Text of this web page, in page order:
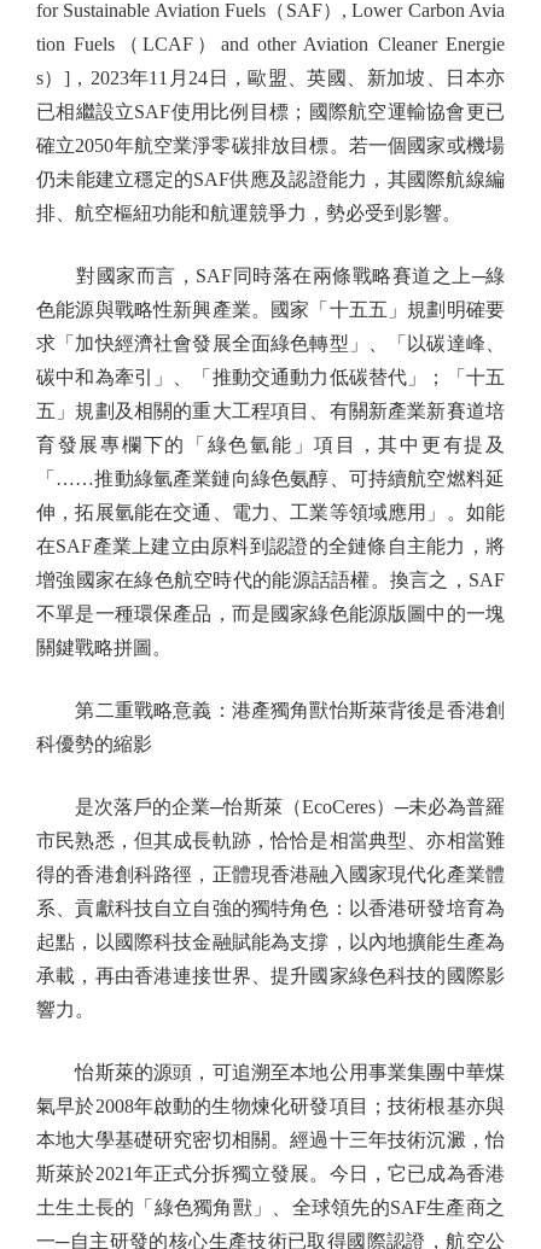
for Sustainable Aviation Fuels（SAF）, Lower Carbon Avia
tion Fuels（LCAF）and other Aviation Cleaner Energie
s）]，2023年11月24日，歐盟、英國、新加坡、日本亦
已相繼設立SAF使用比例目標；國際航空運輸協會更已
確立2050年航空業淨零碳排放目標。若一個國家或機場
仍未能建立穩定的SAF供應及認證能力，其國際航線編
排、航空樞紐功能和航運競爭力，勢必受到影響。
對國家而言，SAF同時落在兩條戰略賽道之上─綠
色能源與戰略性新興產業。國家「十五五」規劃明確要
求「加快經濟社會發展全面綠色轉型」、「以碳達峰、
碳中和為牽引」、「推動交通動力低碳替代」；「十五
五」規劃及相關的重大工程項目、有關新產業新賽道培
育發展專欄下的「綠色氫能」項目，其中更有提及
「……推動綠氫產業鏈向綠色氨醇、可持續航空燃料延
伸，拓展氫能在交通、電力、工業等領域應用」。如能
在SAF產業上建立由原料到認證的全鏈條自主能力，將
增強國家在綠色航空時代的能源話語權。換言之，SAF
不單是一種環保產品，而是國家綠色能源版圖中的一塊
關鍵戰略拼圖。
第二重戰略意義：港產獨角獸怡斯萊背後是香港創
科優勢的縮影
是次落戶的企業─怡斯萊（EcoCeres）─未必為普羅
市民熟悉，但其成長軌跡，恰恰是相當典型、亦相當難
得的香港創科路徑，正體現香港融入國家現代化產業體
系、貢獻科技自立自強的獨特角色：以香港研發培育為
起點，以國際科技金融賦能為支撐，以內地擴能生產為
承載，再由香港連接世界、提升國家綠色科技的國際影
響力。
怡斯萊的源頭，可追溯至本地公用事業集團中華煤
氣早於2008年啟動的生物煉化研發項目；技術根基亦與
本地大學基礎研究密切相關。經過十三年技術沉澱，怡
斯萊於2021年正式分拆獨立發展。今日，它已成為香港
土生土長的「綠色獨角獸」、全球領先的SAF生產商之
一─自主研發的核心生產技術已取得國際認證，航空公